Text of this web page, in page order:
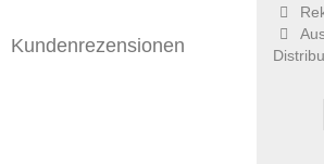
Kundenrezensionen